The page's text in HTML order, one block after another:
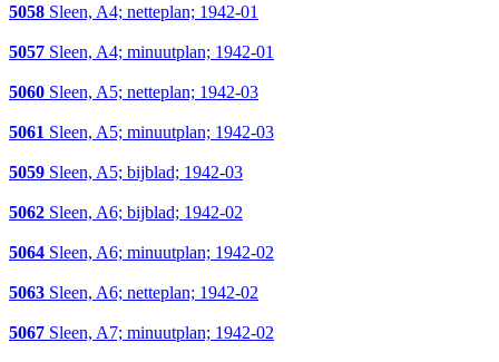
5058 Sleen, A4; netteplan; 1942-01
5057 Sleen, A4; minuutplan; 1942-01
5060 Sleen, A5; netteplan; 1942-03
5061 Sleen, A5; minuutplan; 1942-03
5059 Sleen, A5; bijblad; 1942-03
5062 Sleen, A6; bijblad; 1942-02
5064 Sleen, A6; minuutplan; 1942-02
5063 Sleen, A6; netteplan; 1942-02
5067 Sleen, A7; minuutplan; 1942-02